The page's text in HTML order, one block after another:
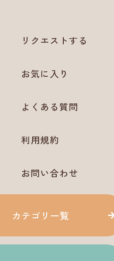
リクエストする
お気に入り
よくある質問
利用規約
お問い合わせ
カテゴリ一覧